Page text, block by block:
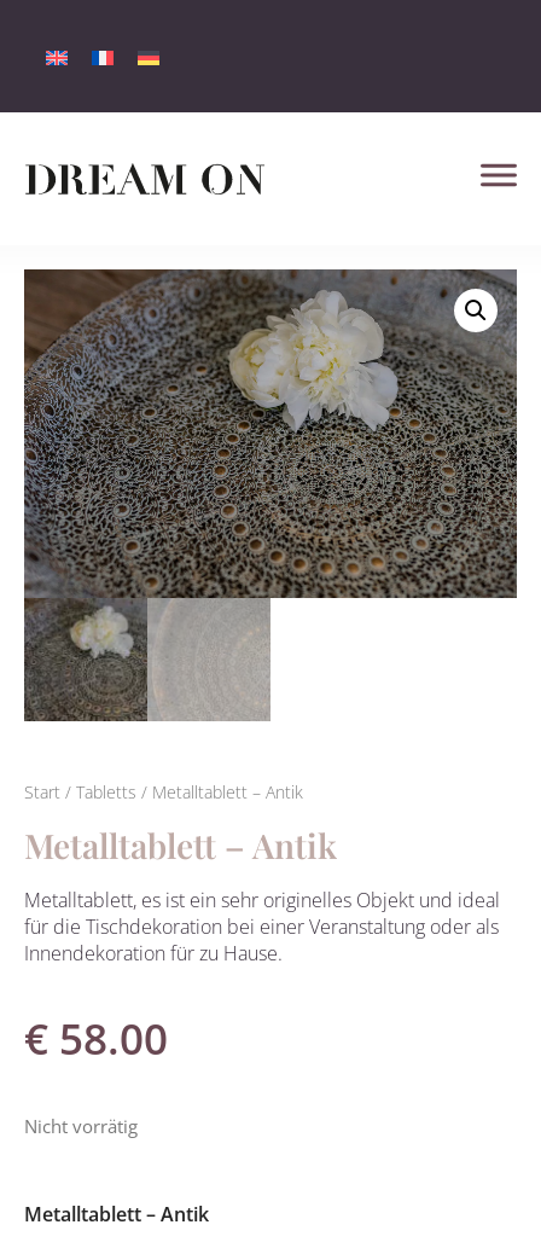
Start / Tabletts / Metalltablett – Antik
Metalltablett – Antik
Metalltablett, es ist ein sehr originelles Objekt und ideal
für die Tischdekoration bei einer Veranstaltung oder als
Innendekoration für zu Hause.
€ 58.00
Nicht vorrätig
Metalltablett – Antik